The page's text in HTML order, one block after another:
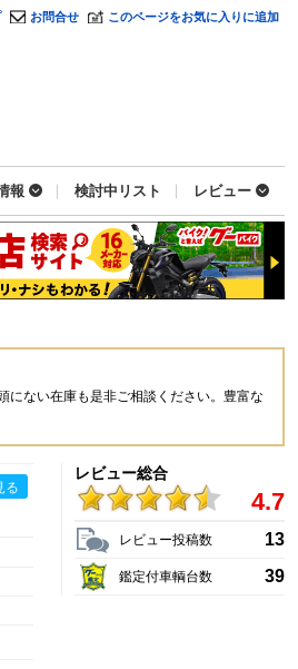
お問合せ このページをお気に入りに追加
報 検討中リスト レビュー
にない在庫も是非ご相談ください。豊富な
る
レビュー総合
4.7
レビュー投稿数 13
鑑定付車輌台数 39